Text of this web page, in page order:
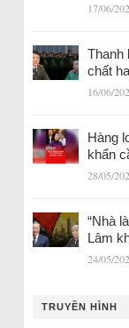
17/06/
Thanh
chất
16/06/
Hàng
khẩn
28/05/
“Nhà
Lâm
24/05/
TRUYỀN HÌNH